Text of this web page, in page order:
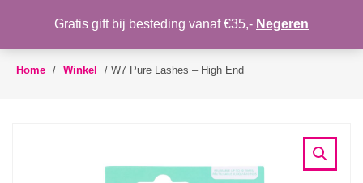
Toggle
WENSLIJST
Home / Winkel / W7 Pure Lashes – High End
Gratis gift bij besteding vanaf €35,- Negeren